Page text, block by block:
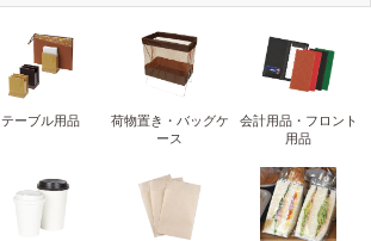
テーブル用品
荷物置き・バッグケ
ース
会計用品・フロント
用品